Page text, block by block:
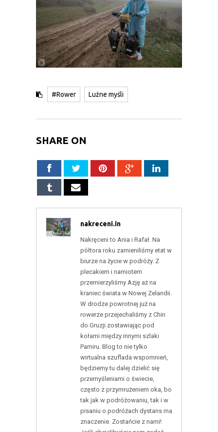
#Rower Luźne myśli
SHARE ON
nakreceni.in
Nakręceni to Ania i Rafał. Na
półtora roku zamieniliśmy etat w
biurze na życie w podróży. Z
plecakiem i namiotem
przemierzyliśmy Azję aż na
kraniec świata w Nowej Zelandii.
W drodze powrotnej już na
rowerze przejechaliśmy z Chin
do Gruzji zostawiając pod
kołami między innymi szlaki
Pamiru. Blog to nie tylko
wirtualna szuflada wspomnień,
będziemy tu dalej dzielić się
przemyśleniami o świecie,
często z przymrużeniem oka, bo
tak jak w podróżowaniu, tak i w
pisaniu o podróżach dystans ma
znaczenie. Zostańcie z nami!